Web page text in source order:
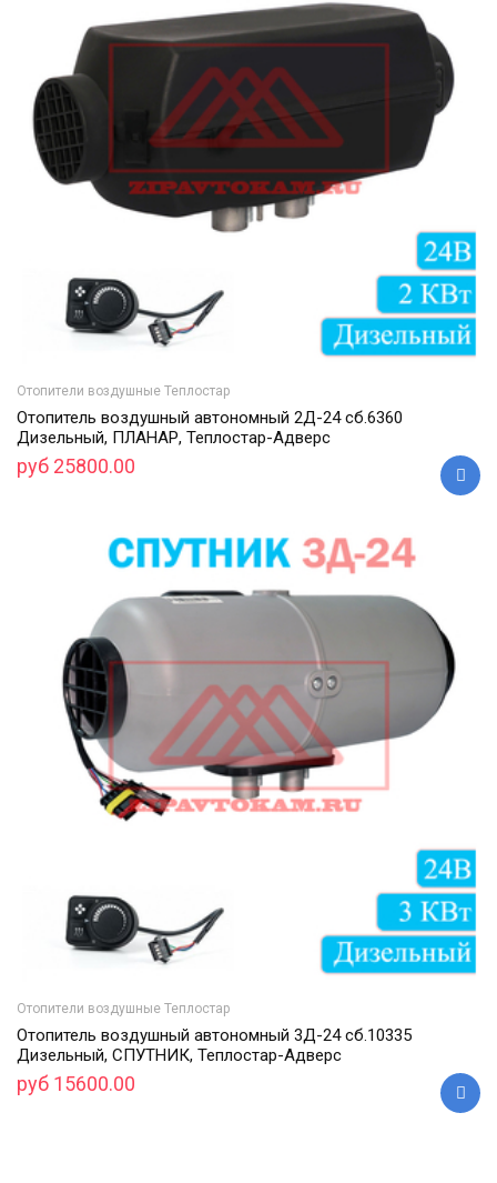
Отопители воздушные Теплостар
Отопитель воздушный автономный 2Д-24 cб.6360
Дизельный, ПЛАНАР, Теплостар-Адверс
руб 25800.00
Отопители воздушные Теплостар
Отопитель воздушный автономный 3Д-24 cб.10335
Дизельный, СПУТНИК, Теплостар-Адверс
руб 15600.00